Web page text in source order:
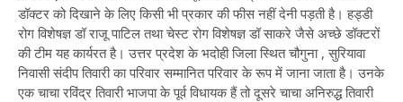
डॉक्टर को दिखाने के लिए किसी भी प्रकार की फीस नहीं देनी पड़ती है। हड्डी
रोग विशेषज्ञ डॉ राजू पाटिल तथा चेस्ट रोग विशेषज्ञ डॉ साकरे जैसे अच्छे डॉक्टरों
की टीम यह कार्यरत है। उत्तर प्रदेश के भदोही जिला स्थित चौगुना , सुरियावा
निवासी संदीप तिवारी का परिवार सम्मानित परिवार के रूप में जाना जाता है। उनके
एक चाचा रविंद्र तिवारी भाजपा के पूर्व विधायक हैं तो दूसरे चाचा अनिरुद्ध तिवारी